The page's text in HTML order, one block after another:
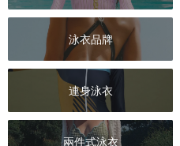
泳衣品牌
連身泳衣
兩件式泳衣